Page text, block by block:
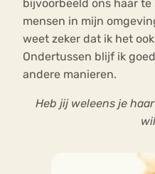
bijvoorbeeld ons haar
mensen in mijn
weet zeker dat ik het
Ondertussen blijf ik
andere manieren.
Heb jij weleens je